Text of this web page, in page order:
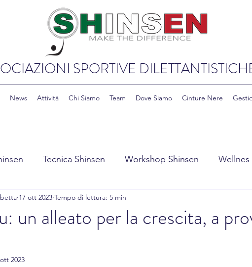
SPORTIVE
News Attività Chi Siamo Team Dove Siamo Cinture Nere
Tecnica Shinsen Workshop Shinsen Wellnes
Shinsen Education & Cultura Shinsen
un alleato per la crescita, a
17 ott 2023 Tempo di lettura: 5 min
2023